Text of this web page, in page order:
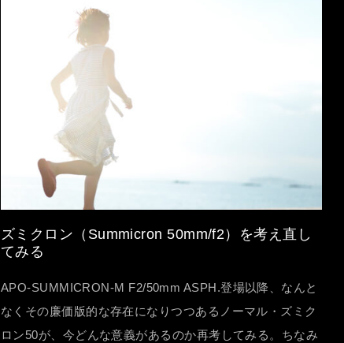
ズミクロン（Summicron 50mm/f2）を考え直し
てみる
APO-SUMMICRON-M F2/50mm ASPH.登場以降、なんと
なくその廉価版的な存在になりつつあるノーマル・ズミク
ロン50が、今どんな意義があるのか再考してみる。ちなみ